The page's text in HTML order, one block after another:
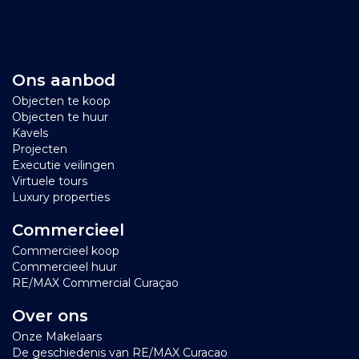
Ons aanbod
Objecten te koop
Objecten te huur
Kavels
Projecten
Executie veilingen
Virtuele tours
Luxury properties
Commercieel
Commercieel koop
Commercieel huur
RE/MAX Commercial Curaçao
Over ons
Onze Makelaars
De geschiedenis van RE/MAX Curacao